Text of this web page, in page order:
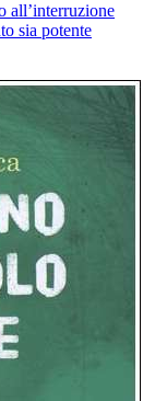
all’interruzione
sia potente